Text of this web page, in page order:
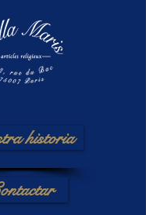
historia